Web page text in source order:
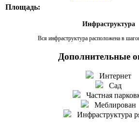
Площадь:
Инфраструктура
Вся инфраструктура расположена в
Дополнительные
Интернет
Сад
Частная
Меблирован
Инфраструктура